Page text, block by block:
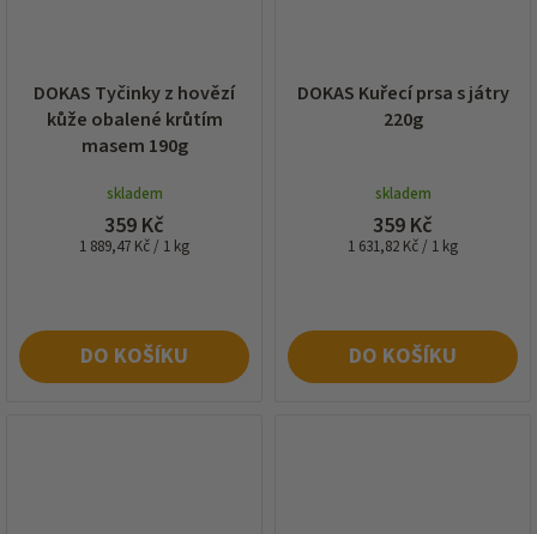
DOKAS Tyčinky z hovězí
kůže obalené krůtím
masem 190g
skladem
359 Kč
Měrná
1 889,47 Kč / 1 kg
DO KOŠÍKU
DOKAS Kuřecí prsa s játry
220g
skladem
359 Kč
Měrná
1 631,82 Kč / 1 kg
DO KOŠÍKU